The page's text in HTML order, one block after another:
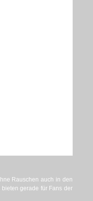
Rauschen auch in den
gerade für Fans der